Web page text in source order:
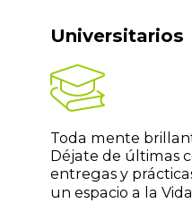
Universitarios
Toda mente
Déjate de últimas
entregas y
un espacio a la